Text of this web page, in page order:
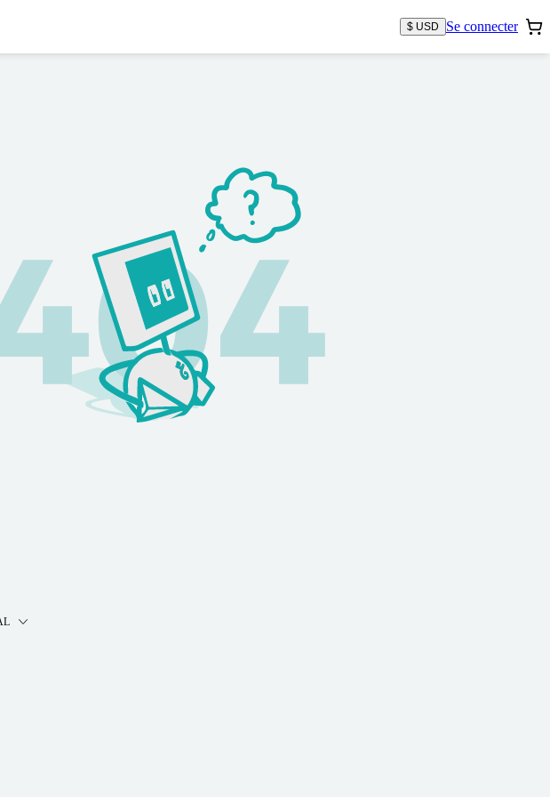
$ USD Se connecter